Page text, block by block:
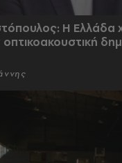
Η Ελλάδα
οπτικοακουστική